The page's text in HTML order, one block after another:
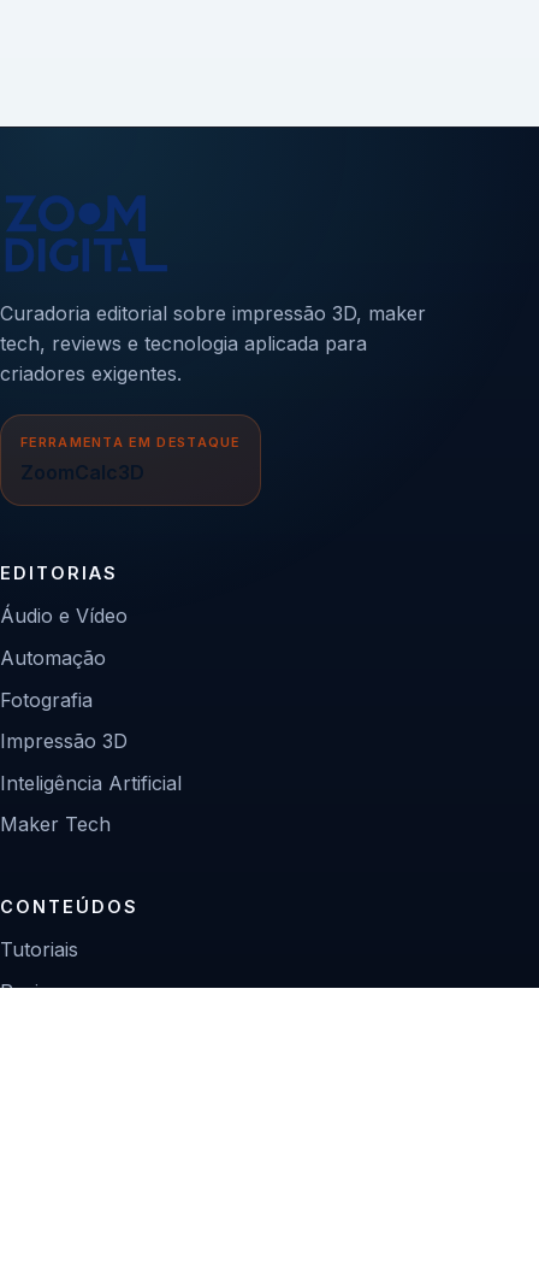
Curadoria editorial sobre impressão 3D, maker
tech, reviews e tecnologia aplicada para
criadores exigentes.
FERRAMENTA EM DESTAQUE
ZoomCalc3D
EDITORIAS
Áudio e Vídeo
Automação
Fotografia
Impressão 3D
Inteligência Artificial
Maker Tech
CONTEÚDOS
Tutoriais
Reviews